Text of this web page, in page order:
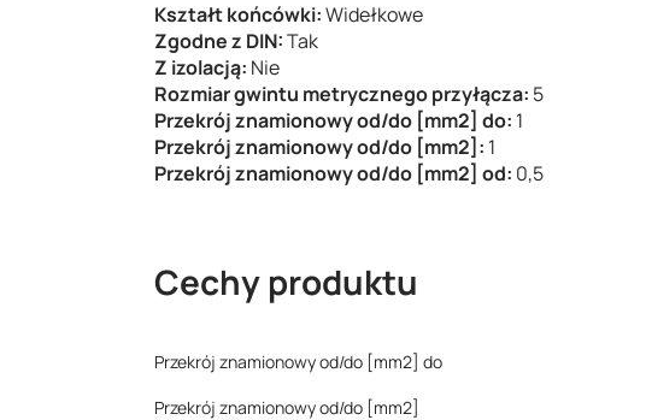
Kształt końcówki:Widełkowe
Zgodne z DIN:Tak
Z izolacją: Nie
Rozmiar gwintu metrycznego przyłącza: 5
Przekrój znamionowy od/do [mm2] do: 1
Przekrój znamionowy od/do [mm2]: 1
Przekrój znamionowy od/do [mm2] od: 0,5
Cechy produktu
Przekrój znamionowy od/do [mm2] do
Przekrój znamionowy od/do [mm2]